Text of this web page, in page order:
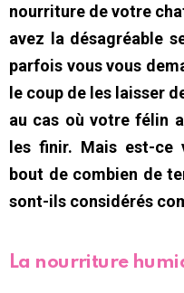
nourriture de votre
avez la désagréable
parfois vous vous
le coup de les laisser
au cas où votre félin
les finir. Mais est-ce
bout de combien de
sont-ils considérés
La nourriture